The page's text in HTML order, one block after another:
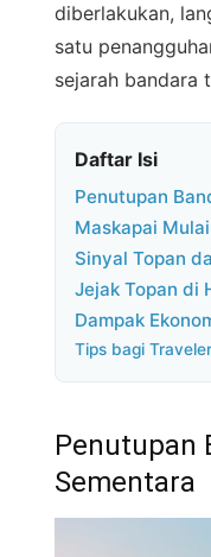
diberlakukan,
satu
sejarah bandara
Daftar Isi
Penutupan
Maskapai
Sinyal Topan
Jejak Topan di
Dampak
Tips bagi Traveler
Penutupan
Sementara